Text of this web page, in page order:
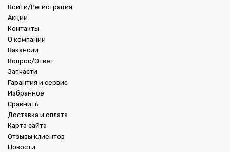
Войти/Регистрация
Акции
Контакты
О компании
Вакансии
Вопрос/Ответ
Запчасти
Гарантия и сервис
Избранное
Сравнить
Доставка и оплата
Карта сайта
Отзывы клиентов
Новости